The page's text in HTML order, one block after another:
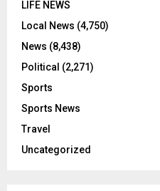
LIFE NEWS
Local News (4,750)
News (8,438)
Political (2,271)
Sports
Sports News
Travel
Uncategorized